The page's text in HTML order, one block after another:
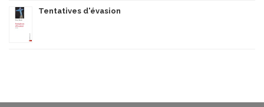
Tentatives d'évasion